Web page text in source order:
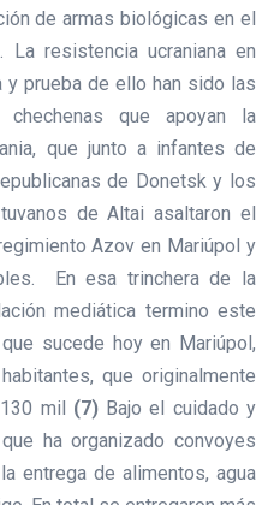
de armas biológicas en el
La resistencia ucraniana en
prueba de ello han sido las
que apoyan la
que junto a infantes de
de Donetsk y los
de Altai asaltaron el
Azov en Mariúpol y
En esa trinchera de la
mediática termino este
sucede hoy en Mariúpol,
que originalmente
mil (7)Bajo el cuidado y
ha organizado convoyes
entrega de alimentos, agua